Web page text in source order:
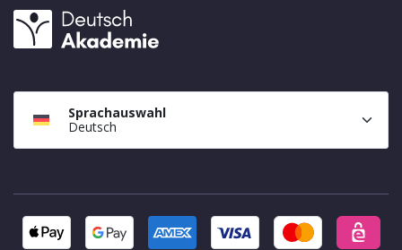
Sprachauswahl
Deutsch